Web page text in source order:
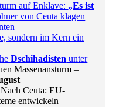
auf Enklave: „Es ist
von Ceuta klagen
sondern im Kern ein
Dschihadisten unter
Massenansturm –
Ceuta: EU-
entwickeln